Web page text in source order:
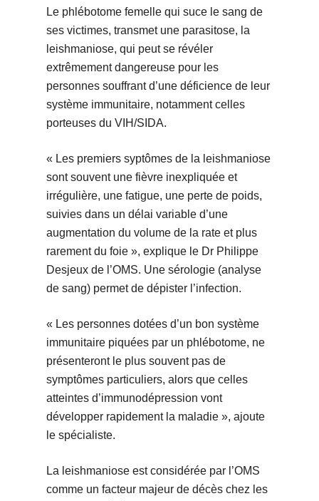
Le phlébotome femelle qui suce le sang de
ses victimes, transmet une parasitose, la
leishmaniose, qui peut se révéler
extrêmement dangereuse pour les
personnes souffrant d’une déficience de leur
système immunitaire, notamment celles
porteuses du VIH/SIDA.
« Les premiers syptômes de la leishmaniose
sont souvent une fièvre inexpliquée et
irrégulière, une fatigue, une perte de poids,
suivies dans un délai variable d’une
augmentation du volume de la rate et plus
rarement du foie », explique le Dr Philippe
Desjeux de l’OMS. Une sérologie (analyse
de sang) permet de dépister l’infection.
« Les personnes dotées d’un bon système
immunitaire piquées par un phlébotome, ne
présenteront le plus souvent pas de
symptômes particuliers, alors que celles
atteintes d’immunodépression vont
développer rapidement la maladie », ajoute
le spécialiste.
La leishmaniose est considérée par l’OMS
comme un facteur majeur de décès chez les